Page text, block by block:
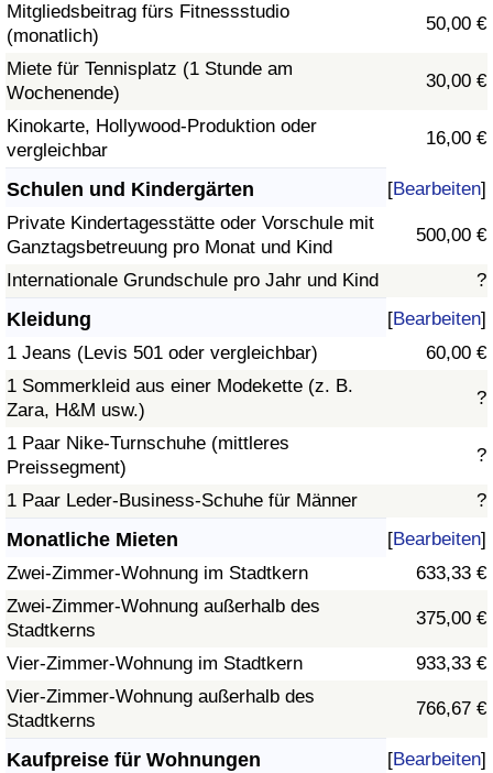
Mitgliedsbeitrag fürs Fitnessstudio
(monatlich)
50,00 €
Miete für Tennisplatz (1 Stunde am
Wochenende)
30,00 €
Kinokarte, Hollywood-Produktion oder
vergleichbar
16,00 €
Schulen und Kindergärten [Bearbeiten]
Private Kindertagesstätte oder Vorschule mit
Ganztagsbetreuung pro Monat und Kind
500,00 €
Internationale Grundschule pro Jahr und Kind ?
Kleidung [Bearbeiten]
1 Jeans (Levis 501 oder vergleichbar)
60,00 €
1 Sommerkleid aus einer Modekette (z. B.
Zara, H&M usw.)
?
1 Paar Nike-Turnschuhe (mittleres
Preissegment)
?
1 Paar Leder-Business-Schuhe für Männer ?
Monatliche Mieten [Bearbeiten]
Zwei-Zimmer-Wohnung im Stadtkern
633,33 €
Zwei-Zimmer-Wohnung außerhalb des
Stadtkerns
375,00 €
Vier-Zimmer-Wohnung im Stadtkern
933,33 €
Vier-Zimmer-Wohnung außerhalb des
Stadtkerns
766,67 €
Kaufpreise für Wohnungen [Bearbeiten]